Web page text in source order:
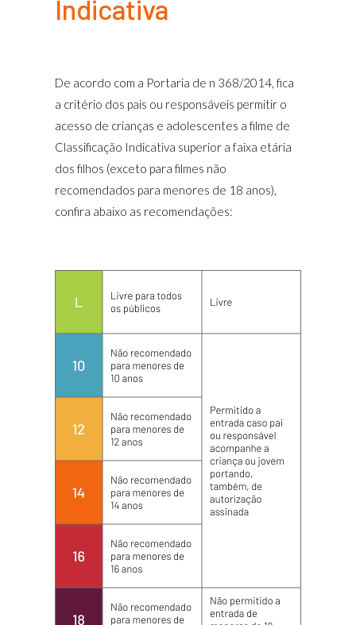
Indicativa
De acordo com a Portaria de n 368/2014, fica
a critério dos pais ou responsáveis permitir o
acesso de crianças e adolescentes a filme de
Classificação Indicativa superior a faixa etária
dos filhos (exceto para filmes não
recomendados para menores de 18 anos),
confira abaixo as recomendações: